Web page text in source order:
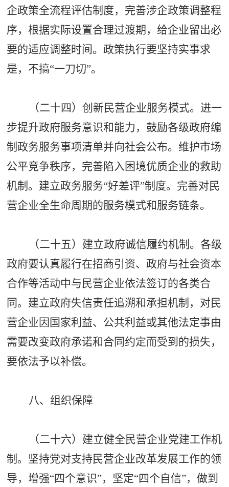
企政策全流程评估制度，完善涉企政策调整程
序，根据实际设置合理过渡期，给企业留出必
要的适应调整时间。政策执行要坚持实事求
是，不搞“一刀切”。
（二十四）创新民营企业服务模式。进一
步提升政府服务意识和能力，鼓励各级政府编
制政务服务事项清单并向社会公布。维护市场
公平竞争秩序，完善陷入困境优质企业的救助
机制。建立政务服务“好差评”制度。完善对民
营企业全生命周期的服务模式和服务链条。
（二十五）建立政府诚信履约机制。各级
政府要认真履行在招商引资、政府与社会资本
合作等活动中与民营企业依法签订的各类合
同。建立政府失信责任追溯和承担机制，对民
营企业因国家利益、公共利益或其他法定事由
需要改变政府承诺和合同约定而受到的损失，
要依法予以补偿。
八、组织保障
（二十六）建立健全民营企业党建工作机
制。坚持党对支持民营企业改革发展工作的领
导，增强“四个意识”，坚定“四个自信”，做到